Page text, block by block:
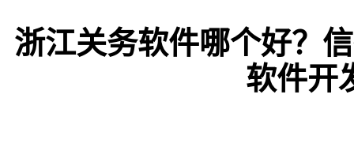
浙江关务软件哪个好？
软件开